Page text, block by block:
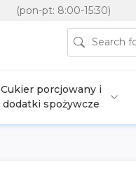
(pon-pt: 8:00-15:30)
Cukier porcjowany i
dodatki spożywcze